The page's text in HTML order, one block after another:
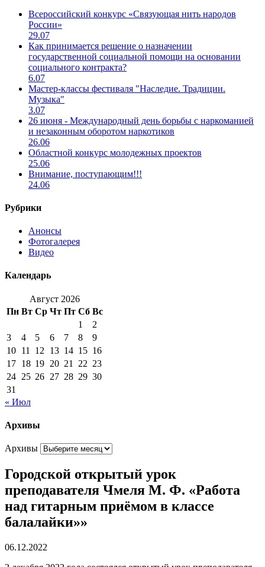
Всероссийский конкурс «Связующая нить народов
России»
29.07
Как принимается решение о назначении
государственной социальной помощи на основании
социального контракта?
6.07
Мастер-классы фестиваля "Наследие. Традиции.
Музыка"
3.07
26 июня - Международный день борьбы с наркоманией
и незаконным оборотом наркотиков
26.06
Областной конкурс молодежных проектов
25.06
Внимание, поступающим!!!
24.06
Рубрики
Анонсы
Фотогалерея
Видео
Календарь
Август 2026
Пн Вт Ср Чт Пт Сб Вс
1
2
3
4 5 6 7 8
9
10 11 12 13 14 15 16
17 18 19 20 21 22 23
24 25 26 27 28 29 30
31
« Июл
Архивы
Архивы
Городской открытый урок
преподавателя Чмеля М. Ф. «Работа
над гитарным приёмом в классе
балалайки»»
06.12.2022